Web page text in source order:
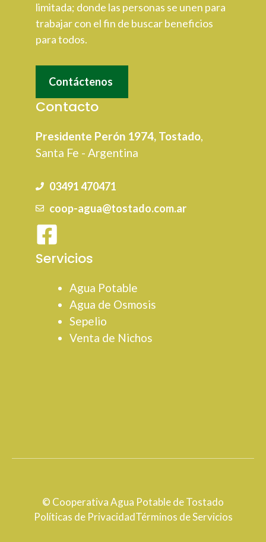
limitada; donde las personas se unen para
trabajar con el fin de buscar beneficios
para todos.
Contáctenos
Contacto
Presidente Perón 1974, Tostado,
Santa Fe - Argentina
03491 470471
coop-agua@tostado.com.ar
Servicios
Agua Potable
Agua de Osmosis
Sepelio
Venta de Nichos
© Cooperativa Agua Potable de Tostado
Políticas de PrivacidadTérminos de Servicios